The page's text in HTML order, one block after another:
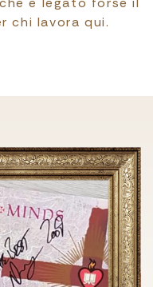
chi lavora qui.